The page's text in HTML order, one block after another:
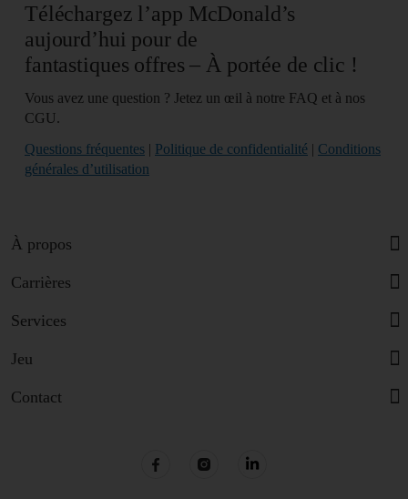
Téléchargez l’app McDonald’s
aujourd’hui pour de
fantastiques offres – À portée de clic !
Vous avez une question ? Jetez un œil à notre FAQ et à nos
CGU.
Questions fréquentes | Politique de confidentialité | Conditions
générales d’utilisation
À propos
Carrières
Services
Jeu
Contact